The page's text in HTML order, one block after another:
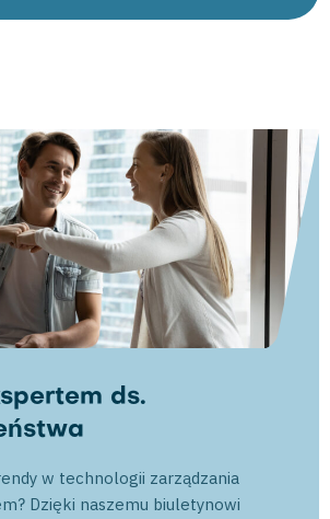
ds.
w technologii zarządzania
Dzięki naszemu biuletynowi